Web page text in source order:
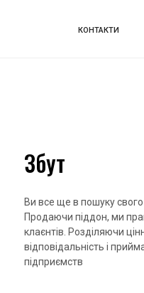
КОНТАКТИ
Збут
Ви все ще в пошуку
Продаючи піддон, ми
клаєнтів. Розділяючи
відповідальність і
підприємств